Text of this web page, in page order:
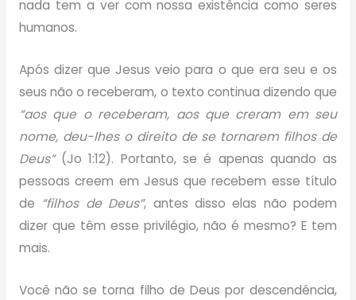
nada tem a ver com nossa existência como seres
humanos.
Após dizer que Jesus veio para o que era seu e os
seus não o receberam, o texto continua dizendo que
“aos que o receberam, aos que creram em seu
nome, deu-lhes o direito de se tornarem filhos de
Deus”(Jo 1:12). Portanto, se é apenas quando as
pessoas creem em Jesus que recebem esse título
de “filhos de Deus”, antes disso elas não podem
dizer que têm esse privilégio, não é mesmo? E tem
mais.
Você não se torna filho de Deus por descendência,